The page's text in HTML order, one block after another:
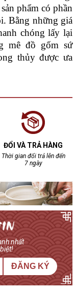
phẩm có phần
Bằng những giá
chóng lấy lại
mê đồ gốm sứ
thủy được ưa
ĐỔI VÀ TRẢ HÀNG
Thời gian đổi trả lên đến
7 ngày
nhất
ĐĂNG KÝ